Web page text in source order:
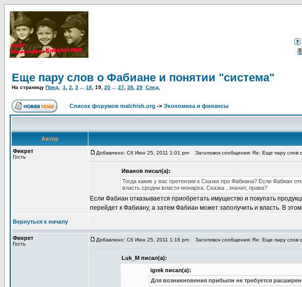
Еще пару слов о Фабиане и понятии "система"
На страницу Пред. 1 2 3 18 19 20 27 28 29 След.
Список форумов malchish.org -> Экономика и финансы
Автор
Фикрет
Гость
Добавлено: Сб Июн 25, 2011 1:01 pm Заголовок сообщения: Re: Еще пару слов
Иванов писал(а):
Тогда какие у вас претензии к Сказке про Фабиана? Если Фабиан
власть сродни власти монарха. Сказка , значит, права?
Если Фабиан отказывается приобретать имущество и покупать
перейдет к Фабиану, а затем Фабиан может заполучить и власть. В этом
Вернуться к началу
Фикрет
Гость
Добавлено: Сб Июн 25, 2011 1:16 pm Заголовок сообщения: Re: Еще пару слов
Luk_M писал(а):
igrek писал(а):
Для возникновения прибыли не требуется